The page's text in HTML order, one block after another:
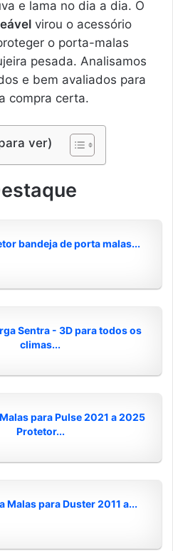
e lama no dia a dia. O
virou o acessório
o porta-malas
pesada. Analisamos
e bem avaliados para
compra certa.
ver)
bandeja de porta malas...
Sentra - 3D para todos os
climas...
para Pulse 2021 a 2025
Protetor...
Malas para Duster 2011 a...